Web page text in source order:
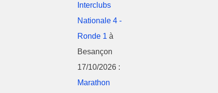
Interclubs
Nationale 4 -
Ronde 1 à
Besançon
17/10/2026 :
Marathon